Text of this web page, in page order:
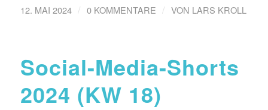
12. MAI 2024 / 0 KOMMENTARE / VON LARS KROLL
Social-Media-Shorts
2024 (KW 18)